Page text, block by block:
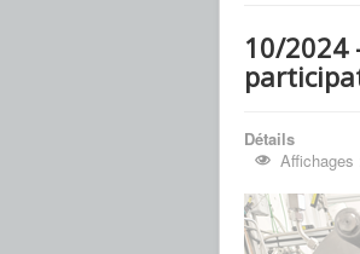
10/2024
Détails
Affichages